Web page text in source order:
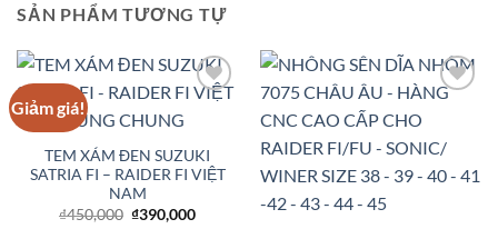
SẢN PHẨM TƯƠNG TỰ
Giảm giá!
Add to
Wishlist
TEM XÁM ĐEN SUZUKI
SATRIA FI – RAIDER FI VIỆT
NAM
₫450,000 Giá
₫390,000Giá